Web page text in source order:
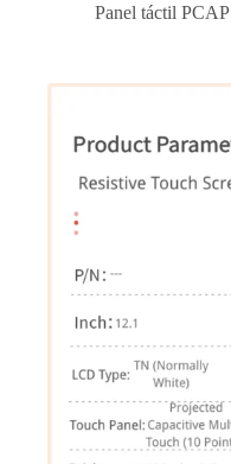
Panel táctil PCAP